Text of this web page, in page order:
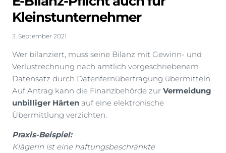
Kleinstunternehmer
3. September 2021
Wer bilanziert, muss seine Bilanz mit Gewinn- und
Verlustrechnung nach amtlich vorgeschriebenem
Datensatz durch Datenfernübertragung übermitteln.
Auf Antrag kann die Finanzbehörde zur Vermeidung
unbilliger Härten auf eine elektronische
Übermittlung verzichten.
Praxis-Beispiel:
Klägerin ist eine haftungsbeschränkte